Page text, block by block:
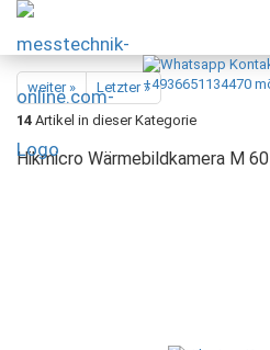
weiter »
Letzter »
14 Artikel in dieser Kategorie
Hikmicro Wärmebildkamera M 60